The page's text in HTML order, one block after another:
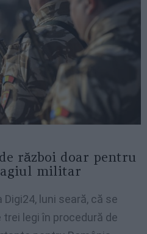
război doar pentru
militar
luni seară, că se
legi în procedură de